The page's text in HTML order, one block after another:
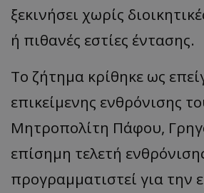
ξεκινήσει χωρίς
ή πιθανές εστίες έντασης.
​Το ζήτημα κρίθηκε ως
επικείμενης ενθρόνισης
Μητροπολίτη Πάφου,
επίσημη τελετή
προγραμματιστεί για την